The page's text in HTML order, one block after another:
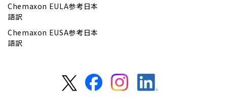
Chemaxon EULA参考日本
語訳
Chemaxon EUSA参考日本
語訳